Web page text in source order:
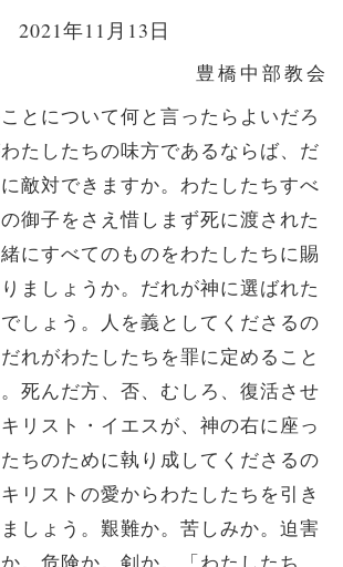
2021年11月13日
豊橋中部教会
とについて何と言ったらよいだろ
たしたちの味方であるならば、だ
敵対できますか。わたしたちすべ
御子をさえ惜しまず死に渡された
にすべてのものをわたしたちに賜
ましょうか。だれが神に選ばれた
しょう。人を義としてくださるの
れがわたしたちを罪に定めること
死んだ方、否、むしろ、復活させ
リスト・イエスが、神の右に座っ
ちのために執り成してくださるの
リストの愛からわたしたちを引き
しょう。艱難か。苦しみか。迫害